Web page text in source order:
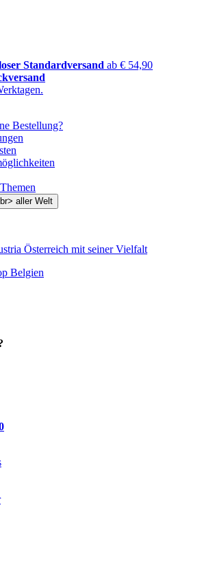
Standardversand ab € 54,90
Bestellung?
Österreich mit seiner Vielfalt